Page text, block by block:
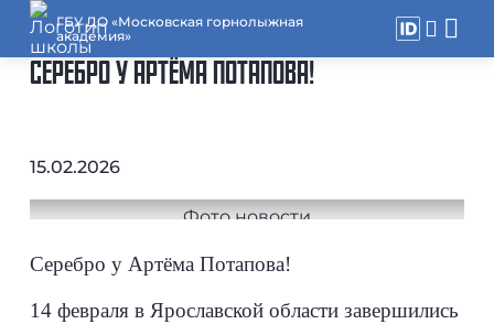
ГБУ ДО «Московская горнолыжная
академия»
СЕРЕБРО У АРТЁМА ПОТАПОВА!
15.02.2026
Серебро у Артёма Потапова!
14 февраля в Ярославской области завершились